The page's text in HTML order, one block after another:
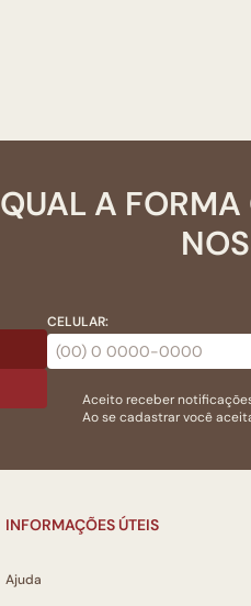
QUAL A FORMA
CELULAR:
Aceito receber
Ao se cadastrar você
INFORMAÇÕES ÚTEIS
Ajuda